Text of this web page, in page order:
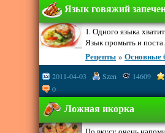
Язык говяжий
1. Одного языка
Язык промыть и
Рецепты » Основные
2011-04-03 Szen 14609
0
Ложная икорка